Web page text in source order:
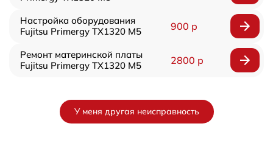
Настройка оборудования
Fujitsu Primergy TX1320 M5
900 р
Ремонт материнской платы
Fujitsu Primergy TX1320 M5
2800 р
У меня другая неисправность